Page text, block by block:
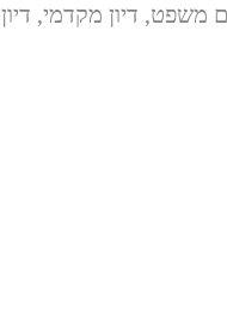
משפט, דיון מקדמי, דיון